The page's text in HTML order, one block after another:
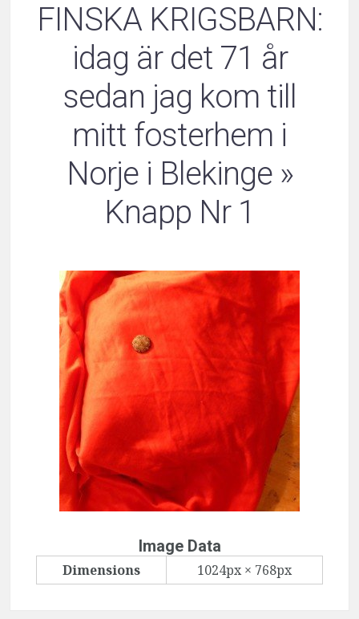
FINSKA KRIGSBARN:
idag är det 71 år
sedan jag kom till
mitt fosterhem i
Norje i Blekinge»
Knapp Nr 1
Image Data
Dimensions 1024px × 768px